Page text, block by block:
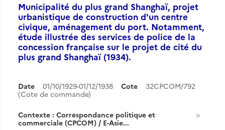
Municipalité du plus grand Shanghaï, projet
urbanistique de construction d'un centre
civique, aménagement du port. Notamment,
étude illustrée des services de police de la
concession française sur le projet de cité du
plus grand Shanghaï (1934).
Date 01/10/1929-01/12/1938 Cote
32CPCOM/792
(Cote de commande)
Contexte : Correspondance politique et
commerciale (CPCOM) / E-Asie...